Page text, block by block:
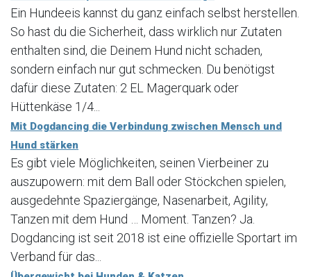
Ein Hundeeis kannst du ganz einfach selbst herstellen.
So hast du die Sicherheit, dass wirklich nur Zutaten
enthalten sind, die Deinem Hund nicht schaden,
sondern einfach nur gut schmecken. Du benötigst
dafür diese Zutaten: 2 EL Magerquark oder
Hüttenkäse 1/4...
Mit Dogdancing die Verbindung zwischen Mensch und
Hund stärken
Es gibt viele Möglichkeiten, seinen Vierbeiner zu
auszupowern: mit dem Ball oder Stöckchen spielen,
ausgedehnte Spaziergänge, Nasenarbeit, Agility,
Tanzen mit dem Hund … Moment. Tanzen? Ja.
Dogdancing ist seit 2018 ist eine offizielle Sportart im
Verband für das...